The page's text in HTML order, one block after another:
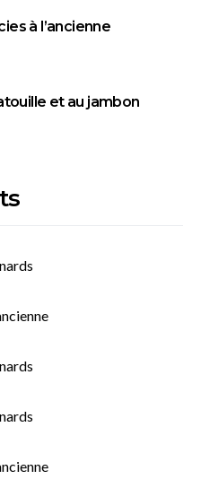
à l’ancienne
et au jambon